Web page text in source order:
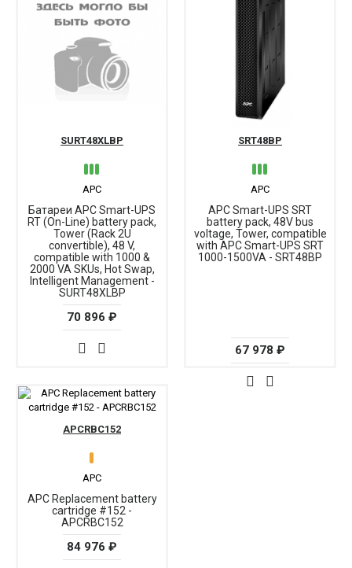
Батареи APC Smart-UPS
RT (On-Line) battery pack,
Tower (Rack 2U
convertible), 48 V,
compatible with 1000 &
2000 VA SKUs, Hot Swap,
Intelligent Management -
SURT48XLBP
APC
SURT48XLBP
70 896 ₽
APC Smart-UPS SRT
battery pack, 48V bus
voltage, Tower, compatible
with APC Smart-UPS SRT
1000-1500VA - SRT48BP
APC
SRT48BP
67 978 ₽
APC Replacement battery
cartridge #152 -
APCRBC152
APC
APCRBC152
84 976 ₽